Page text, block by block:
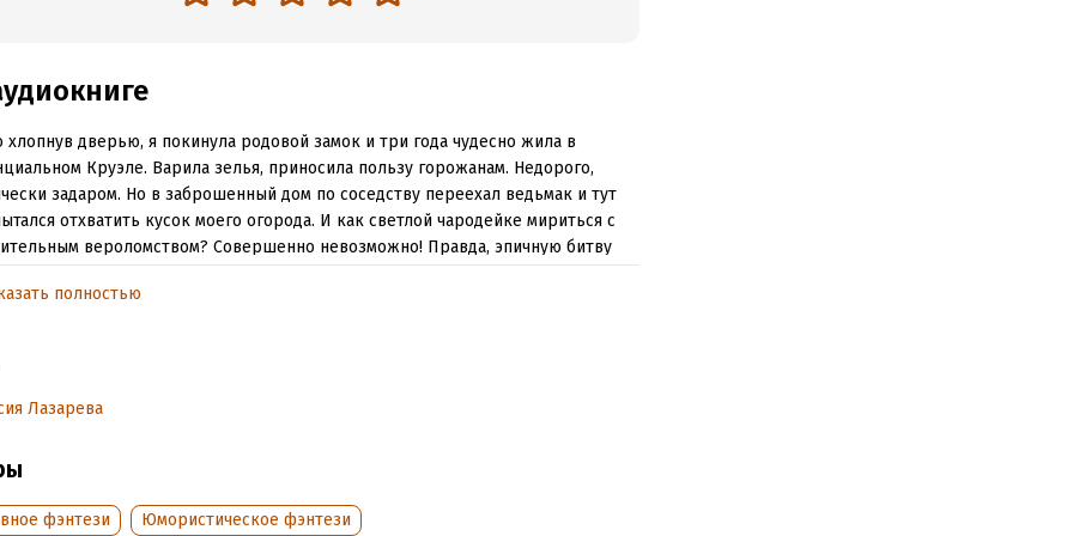
хлопнув дверью, я покинула родовой замок и три года чудесно жила в
Круэле. Варила зелья, приносила пользу горожанам. Недорого,
задаром. Но в заброшенный дом по соседству переехал ведьмак и тут
отхватить кусок моего огорода. И как светлой чародейке мириться с
вероломством? Совершенно невозможно! Правда, эпичную битву
Настолько нелепое, что я сама в полном шоке!
информация
1 января 2022
полностью
Лазарева
фэнтези Юмористическое фэнтези